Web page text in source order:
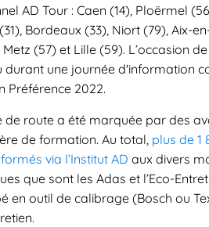
AD Tour : Caen (14), Ploërmel
Bordeaux (33), Niort (79), Aix-
(57) et Lille (59). L’occasion
durant une journée d'information
Préférence 2022.
route a été marquée par des
de formation. Au total, plus de 1
via l’Institut AD aux divers
que sont les Adas et l’Eco-
en outil de calibrage (Bosch ou